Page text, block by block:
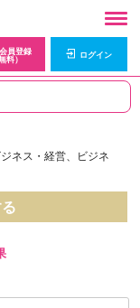
会員登録
料）
ログイン
ネス・経営、ビジネ